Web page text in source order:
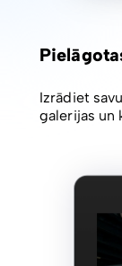
Izrādiet
galerijas un